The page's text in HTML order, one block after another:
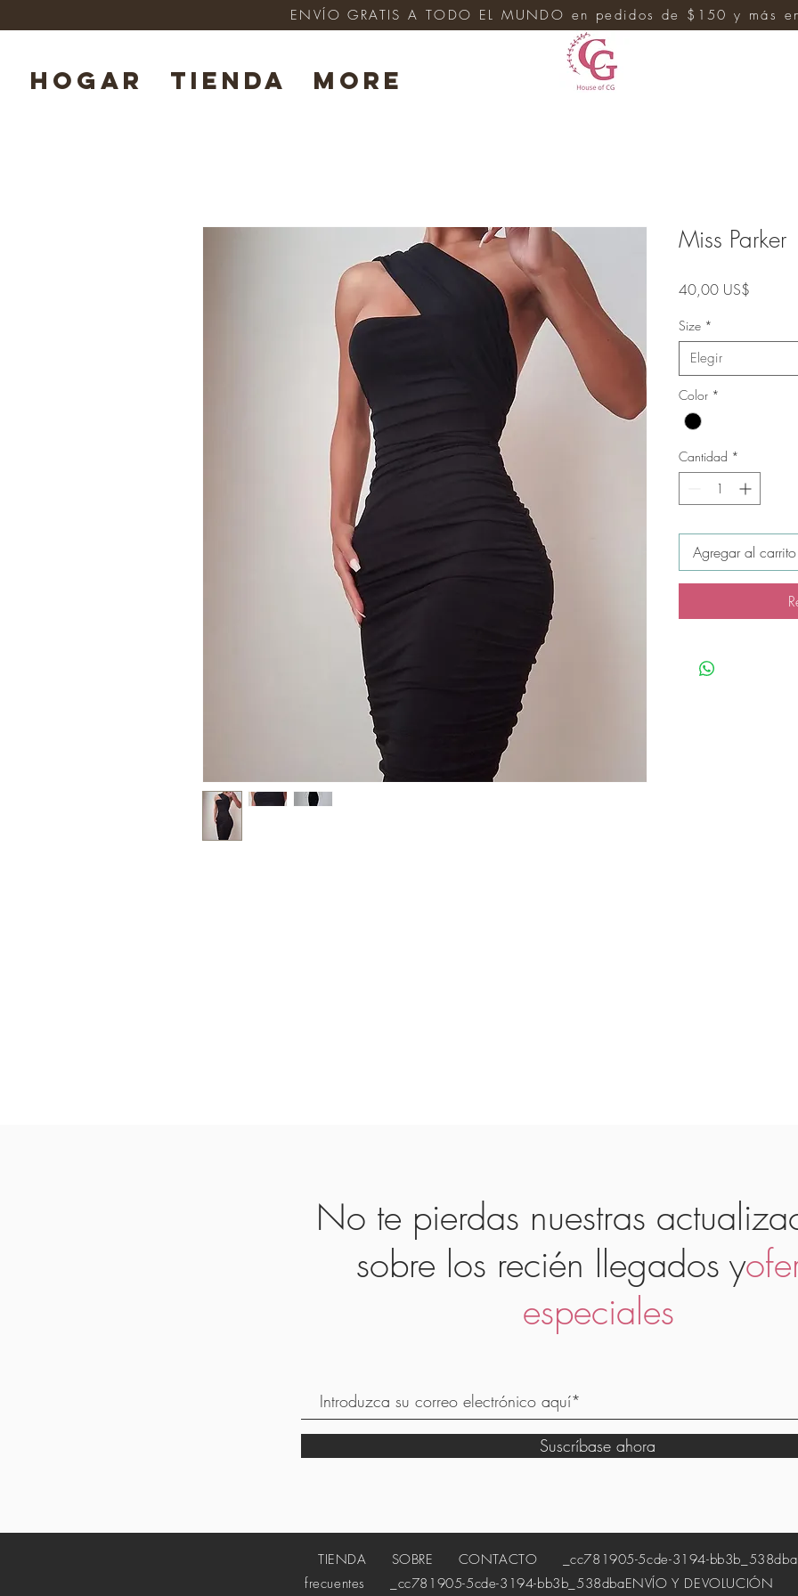
HOGAR TIENDA More
ENVÍO GRATIS A TODO EL MUNDO en pedidos de $150 y más
Miss Parker
40,00 US$
Size *
Elegir
Color *
Cantidad *
Agregar al carrito
No te pierdas nuestras
sobre los recién llegados y
especiales
Suscríbase ahora
TIENDA SOBRE CONTACTO _cc781905-5cde-3194-bb3b_538dba
frecuentes
_cc781905-5cde-3194-bb3b_538dbaENVÍO Y DEVOLUCIÓN